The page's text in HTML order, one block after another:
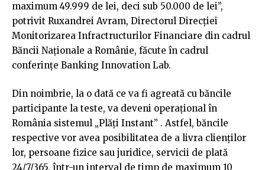
maximum 49.999 de lei, deci sub 50.000 de lei”,
potrivit Ruxandrei Avram, Directorul Direcţiei
Monitorizarea Infractructurilor Financiare din cadrul
Băncii Naţionale a Românie, făcute în cadrul
conferințe Banking Innovation Lab.
Din noimbrie, la o dată ce va fi agreată cu băncile
participante la teste, va deveni operațional în
România sistemul „Plăți Instant” . Astfel, băncile
respective vor avea posibilitatea de a livra clienților
lor, persoane fizice sau juridice, servicii de plată
24/7/365, într-un interval de timp de maximum 10